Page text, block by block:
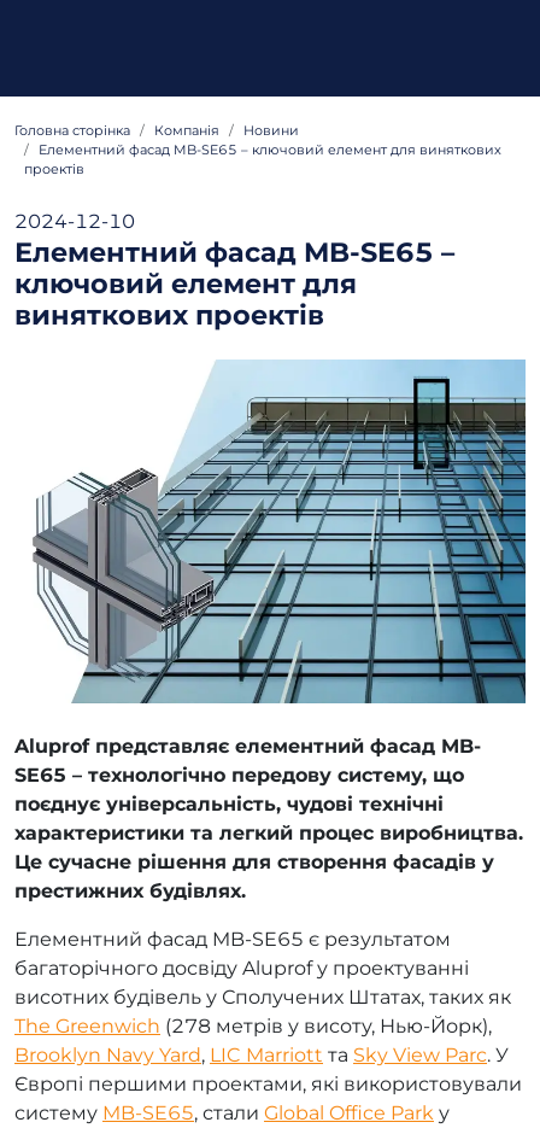
Головна сторінка Компанія
Новини
Елементний фасад MB-SE65 – ключовий елемент для виняткових
проектів
2024-12-10
Елементний фасад MB-SE65 –
ключовий елемент для
виняткових проектів
Aluprof представляє елементний фасад MB-
SE65 – технологічно передову систему, що
поєднує універсальність, чудові технічні
характеристики та легкий процес виробництва.
Це сучасне рішення для створення фасадів у
престижних будівлях.
Елементний фасад MB-SE65 є результатом
багаторічного досвіду Aluprof у проектуванні
висотних будівель у Сполучених Штатах, таких як
The Greenwich (278 метрів у висоту, Нью-Йорк),
Brooklyn Navy Yard, LIC Marriott та Sky View Parc. У
Європі першими проектами, які використовували
систему MB-SE65, стали Global Office Park у